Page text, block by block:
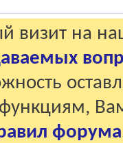
визит на
функциям,
форума